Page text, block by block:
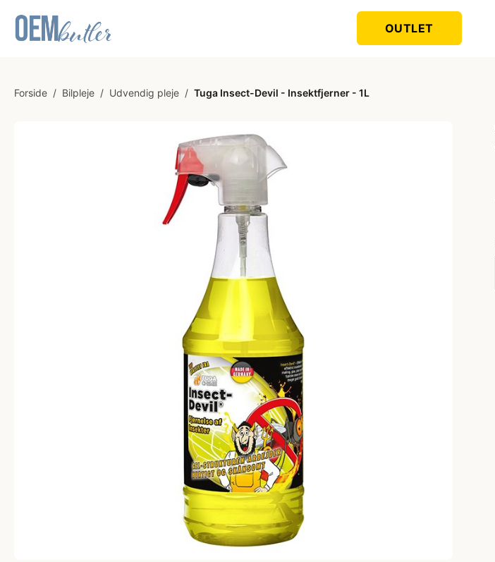
OUTLET
Forside / Bilpleje / Udvendig pleje / Tuga Insect-Devil - Insektfjerner - 1L